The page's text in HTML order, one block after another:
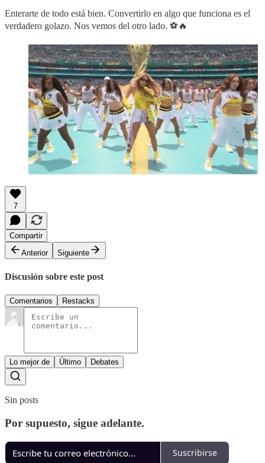
Enterarte de todo está bien. Convertirlo en algo que funciona es el
verdadero golazo. Nos vemos del otro lado. ⚽️🔥
7
Compartir
Anterior
Siguiente
Discusión sobre este post
Comentarios Restacks
Lo mejor de Último Debates
Sin posts
Por supuesto, sigue adelante.
Suscribirse